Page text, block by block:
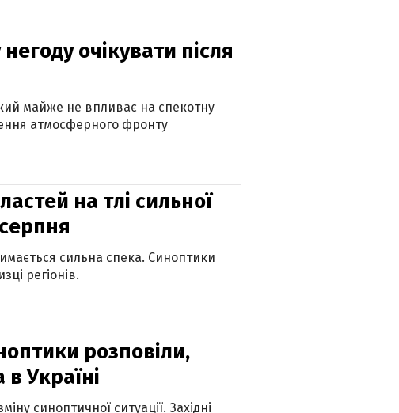
очікувати після
майже не впливає на спекотну
атмосферного фронту
на тлі сильної
сильна спека. Синоптики
регіонів.
розповіли,
Україні
синоптичної ситуації. Західні